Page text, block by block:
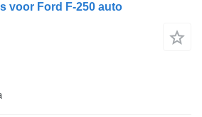
voor Ford F-250 auto